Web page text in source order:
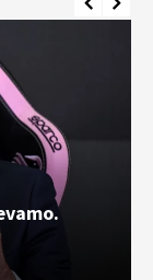
“cugini”: